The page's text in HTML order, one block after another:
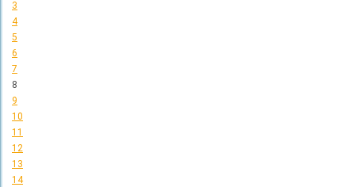
3
4
5
6
7
8
9
10
11
12
13
14